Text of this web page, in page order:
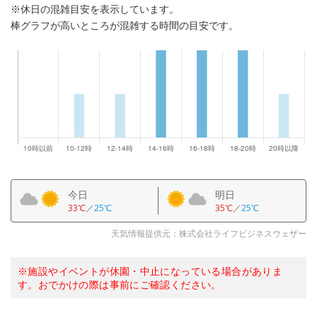
※休日の混雑目安を表示しています。
棒グラフが高いところが混雑する時間の目安です。
今日
33℃／25℃
明日
35℃／25℃
天気情報提供元：株式会社ライフビジネスウェザー
※施設やイベントが休園・中止になっている場合がありま
す。おでかけの際は事前にご確認ください。